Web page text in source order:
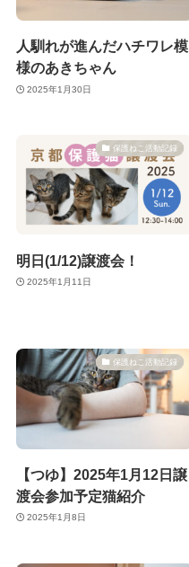
人馴れが進んだハチワレ模
様のあきちゃん
2025年1月30日
保護ねこ活動記録
明日(1/12)譲渡会！
2025年1月11日
保護ねこ活動記録
【つゆ】2025年1月12日譲
渡会参加予定猫紹介
2025年1月8日